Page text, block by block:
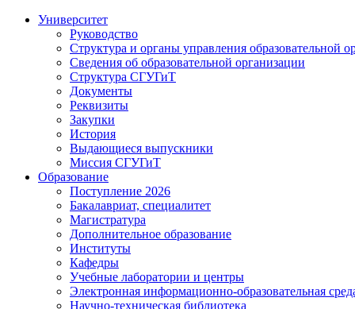
Университет
Руководство
Структура и органы управления образовательной
Сведения об образовательной организации
Структура СГУГиТ
Документы
Реквизиты
Закупки
История
Выдающиеся выпускники
Миссия СГУГиТ
Образование
Поступление 2026
Бакалавриат, специалитет
Магистратура
Дополнительное образование
Институты
Кафедры
Учебные лаборатории и центры
Электронная информационно-образовательная
Научно-техническая библиотека